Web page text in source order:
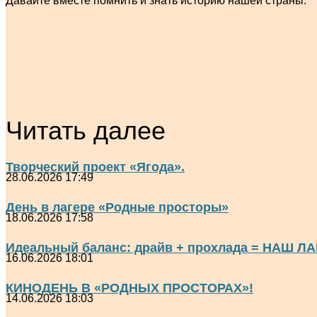
Читать далее
Творческий проект «Ягода».
28.06.2026 17:49
День в лагере «Родные просторы»
18.06.2026 17:58
Идеальный баланс: драйв + прохлада = НАШ
16.06.2026 18:01
КИНОДЕНЬ В «РОДНЫХ ПРОСТОРАХ»!
14.06.2026 18:03